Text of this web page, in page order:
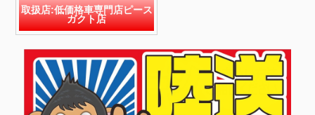
取扱店:低価格車専門店ピース
ガクト店